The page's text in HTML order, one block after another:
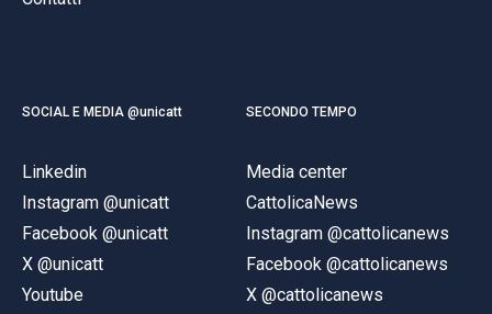
SOCIAL E MEDIA @unicatt
Linkedin
Instagram @unicatt
Facebook @unicatt
X @unicatt
Youtube
SECONDO TEMPO
Media center
CattolicaNews
Instagram @cattolicanews
Facebook @cattolicanews
X @cattolicanews